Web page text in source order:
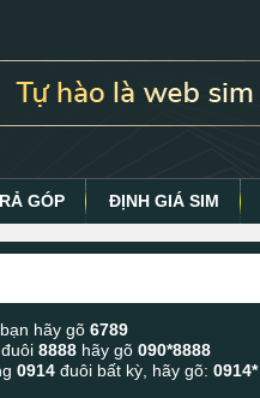
GÓP ĐỊNH GIÁ SIM
bạn hãy gõ6789
đuôi8888 hãy gõ090*8888
0914 đuôi bất kỳ, hãy gõ:0914*